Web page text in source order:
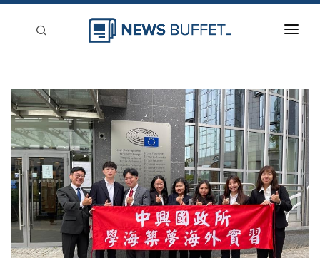
新聞稿分類
登入
刊登